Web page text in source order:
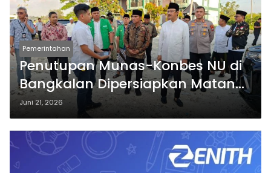
Pemerintahan
Penutupan Munas-Konbes NU di
Bangkalan Dipersiapkan Matang,
Gus Ipul Turun Tangan
Juni 21, 2026